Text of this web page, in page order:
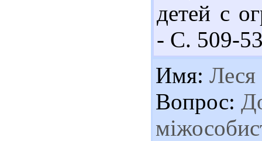
детей с
- С. 509-
Имя: Леся
Вопрос: